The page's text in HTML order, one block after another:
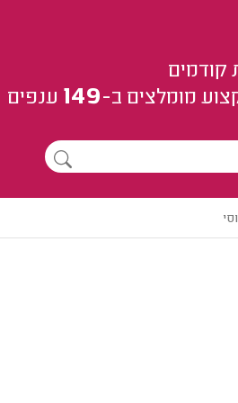
קודמים
מומלצים ב-149 ענפים